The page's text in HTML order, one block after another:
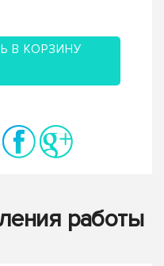
В КОРЗИНУ
работы